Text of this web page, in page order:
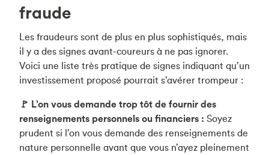
fraude
Les fraudeurs sont de plus en plus sophistiqués, mais
il y a des signes avant-coureurs à ne pas ignorer.
Voici une liste très pratique de signes indiquant qu’un
investissement proposé pourrait s’avérer trompeur :
🚩 L’on vous demande trop tôt de fournir des
renseignements personnels ou financiers : Soyez
prudent si l’on vous demande des renseignements de
nature personnelle avant que vous n’ayez pleinement